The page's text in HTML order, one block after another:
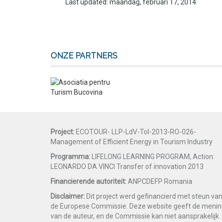
Last updated: maandag, februari 17, 2014
ONZE PARTNERS
Project: ECOTOUR- LLP-LdV-ToI-2013-RO-026-
Management of Efficient Energy in Tourism Industry
Programma: LIFELONG LEARNING PROGRAM, Action:
LEONARDO DA VINCI Transfer of innovation 2013
Financierende autoriteit:ANPCDEFP Romania
Disclaimer: Dit project werd gefinancierd met steun van
de Europese Commissie. Deze website geeft de
van de auteur, en de Commissie kan niet aansprakelijk